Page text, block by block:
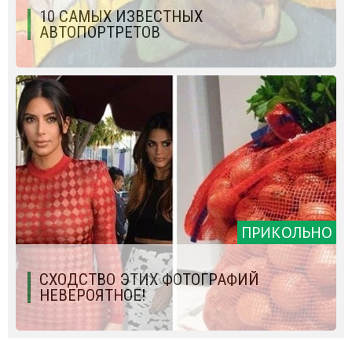
10 САМЫХ ИЗВЕСТНЫХ
АВТОПОРТРЕТОВ
ПРИКОЛЬНО
СХОДСТВО ЭТИХ ФОТОГРАФИЙ
НЕВЕРОЯТНОЕ!